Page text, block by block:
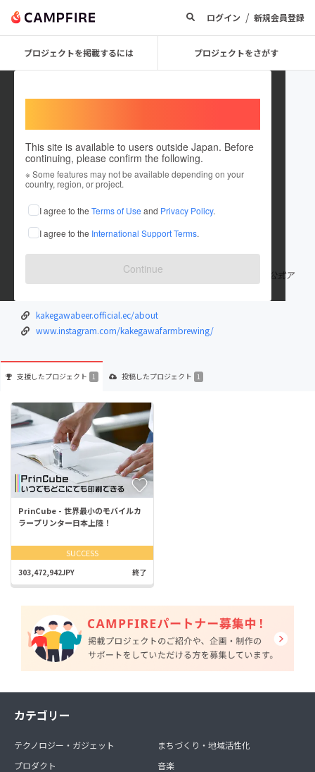
ログイン / 新規会員登録
プロジェクトを掲載するには プロジェクトをさがす
This site is available to users outside Japan. Before
continuing, please confirm the following.
※ Some features may not be available depending on your
country, region, or project.
I agree to the Terms of Use and Privacy Policy.
I agree to the International Support Terms.
Continue
beerpunks6811
これまでに1回支援して1件のプロジェクトを投稿しています
在住国：日本 現在地：静岡県
出身国：日本 出身地：未設定
2018年から掛川駅前でビールの醸造をしているカケガワビールの公式ア
カウントです。
kakegawabeer.official.ec/about
www.instagram.com/kakegawafarmbrewing/
支援したプロジェクト 1 投稿したプロジェクト 1
PrinCube - 世界最小のモバイルカ
ラープリンター日本上陸！
SUCCESS
303,472,942JPY 終了
カテゴリー
テクノロジー・ガジェット
プロダクト
まちづくり・地域活性化
音楽